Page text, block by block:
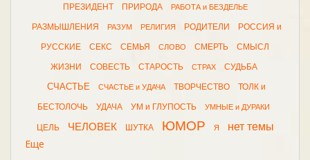
ПРЕЗИДЕНТ ПРИРОДА РАБОТА и БЕЗДЕЛЬЕ
РАЗМЫШЛЕНИЯ РАЗУМ РЕЛИГИЯ РОДИТЕЛИ РОССИЯ и
РУССКИЕ СЕКС СЕМЬЯ СЛОВО СМЕРТЬ СМЫСЛ
ЖИЗНИ СОВЕСТЬ СТАРОСТЬ СТРАХ СУДЬБА
СЧАСТЬЕ СЧАСТЬЕ и УДАЧА ТВОРЧЕСТВО ТОЛК и
БЕСТОЛОЧЬ УДАЧА УМ и ГЛУПОСТЬ УМНЫЕ и ДУРАКИ
ЦЕЛЬ ЧЕЛОВЕК ШУТКА ЮМОР Я нет темы
Еще